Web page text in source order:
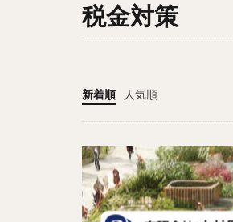
税金対策
新着順 人気順